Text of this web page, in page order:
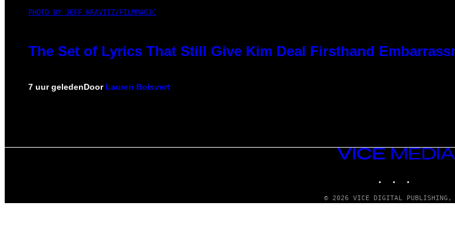
PHOTO BY JEFF KRAVITZ/FILMMAGIC
The Set of Lyrics That Still Give Kim Deal Firsthand
7 uur geledenDoor Lauren Boisvert
VICE
MEDIA
© 2026 VICE DIGITAL PUBLISHING,